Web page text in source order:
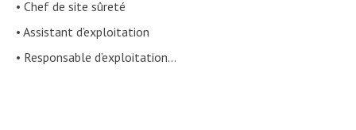
• Chef de site sûreté
• Assistant d’exploitation
• Responsable d’exploitation…